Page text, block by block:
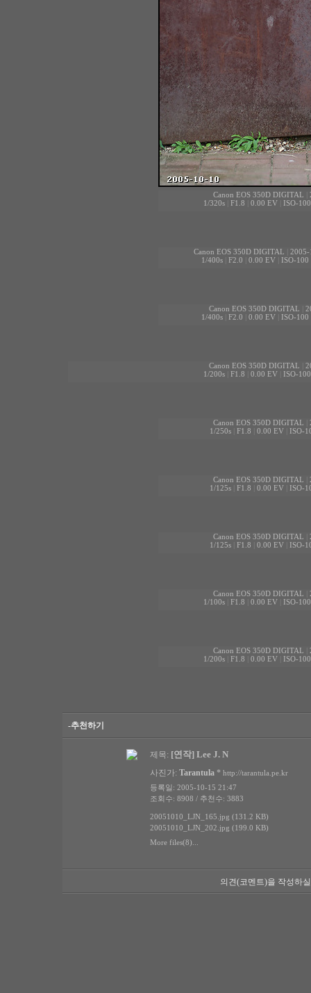
Canon EOS 350D DIGITAL
1/320s| F1.8 0.00 EV| ISO-100
Canon EOS 350D DIGITAL
2005-
1/400s| F2.0 0.00 EV| ISO-100
Canon EOS 350D DIGITAL
1/400s| F2.0 0.00 EV| ISO-100
Canon EOS 350D DIGITAL
1/200s| F1.8 0.00 EV| ISO-100
Canon EOS 350D DIGITAL
1/250s| F1.8 0.00 EV| ISO-
Canon EOS 350D DIGITAL
1/125s| F1.8 0.00 EV| ISO-
Canon EOS 350D DIGITAL
1/125s| F1.8 0.00 EV| ISO-
Canon EOS 350D DIGITAL
1/100s| F1.8 0.00 EV| ISO-100
Canon EOS 350D DIGITAL
1/200s| F1.8 0.00 EV| ISO-100
-추천하기
제목: [연작] Lee J. N
사진가: Tarantula * http://tarantula.pe.kr
등록일: 2005-10-15 21:47
조회수: 8908 / 추천수: 3883
20051010_LJN_165.jpg (131.2 KB)
20051010_LJN_202.jpg (199.0 KB)
More files(8)...
의견(코멘트)을 작성하